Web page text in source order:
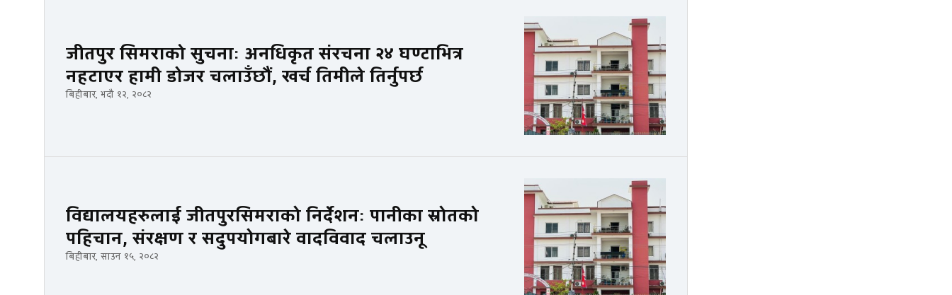
जीतपुर सिमराकाे सुचनाः अनधिकृत संरचना २४ घण्टाभित्र
नहटाएर हामी डोजर चलाउँछौं, खर्च तिमीले तिर्नुपर्छ
बिहीबार, भदौ १२, २०८२
विद्यालयहरुलाई जीतपुरसिमराको निर्देशनः पानीका स्रोतको
पहिचान, संरक्षण र सदुपयोगबारे वादविवाद चलाउनू
बिहीबार, साउन १५, २०८२